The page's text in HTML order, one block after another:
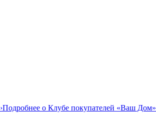
›Подробнее о Клубе покупателей «Ваш Дом»